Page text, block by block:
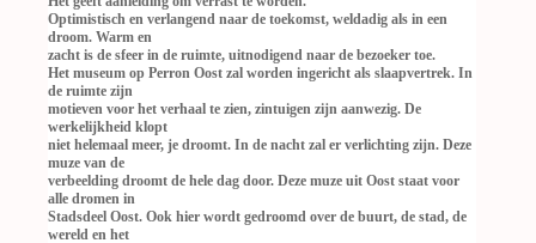
Optimistisch en verlangend naar de toekomst, weldadig als in een
droom. Warm en
zacht is de sfeer in de ruimte, uitnodigend naar de bezoeker toe.
Het museum op Perron Oost zal worden ingericht als slaapvertrek. In
de ruimte zijn
motieven voor het verhaal te zien, zintuigen zijn aanwezig. De
werkelijkheid klopt
niet helemaal meer, je droomt. In de nacht zal er verlichting zijn. Deze
muze van de
verbeelding droomt de hele dag door. Deze muze uit Oost staat voor
alle dromen in
Stadsdeel Oost. Ook hier wordt gedroomd over de buurt, de stad, de
wereld en het